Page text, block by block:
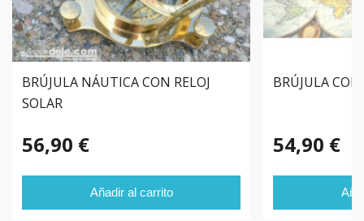
BRÚJULA NÁUTICA CON RELOJ
SOLAR
56,90 €
Añadir al carrito
BRÚJULA CON
54,90 €